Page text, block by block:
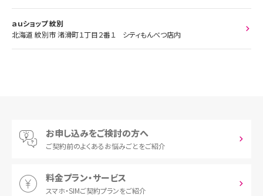
ａｕショップ 紋別
北海道 紋別市 渚滑町１丁目２番１ シティもんべつ店内
お申し込みをご検討の方へ
ご契約前のよくあるお悩みごとをご紹介
料金プラン・サービス
スマホ・SIMご契約プランをご紹介